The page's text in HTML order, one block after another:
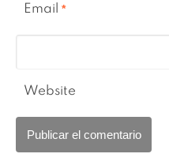
Email *
Website